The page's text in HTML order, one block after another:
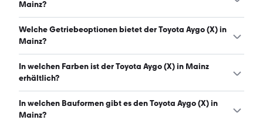
Mainz?
Der Toyota Aygo (X) in Mainz hat Leistungen zwischen 68
und 77 PS. (Stand: 10.8.2026)
Welche Getriebeoptionen bietet der Toyota Aygo (X) in
Mainz?
Der Toyota Aygo (X) in Mainz ist mit manuellem und
automatischem Getriebe erhältlich. (Stand: 10.8.2026)
In welchen Farben ist der Toyota Aygo (X) in Mainz
erhältlich?
Den Toyota Aygo (X) in Mainz gibt es in folgenden Farben:
weiß, rot, blau, grau, beige, silber, schwarz, grün, braun
In welchen Bauformen gibt es den Toyota Aygo (X) in
Mainz?